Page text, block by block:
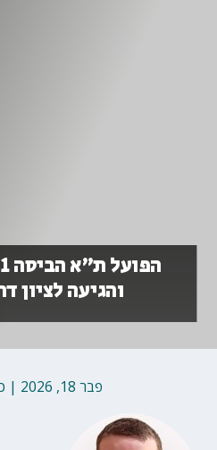
והגיעה לציון
פבר 18, 2026 |